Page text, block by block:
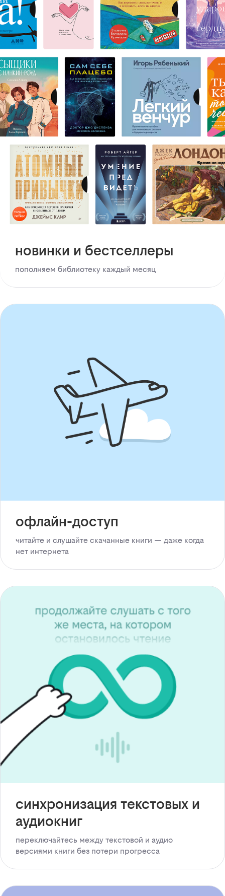
новинки и бестселлеры
пополняем библиотеку каждый месяц
офлайн-доступ
читайте и слушайте скачанные книги — даже когда
нет интернета
синхронизация текстовых и
аудиокниг
переключайтесь между текстовой и аудио
версиями книги без потери прогресса